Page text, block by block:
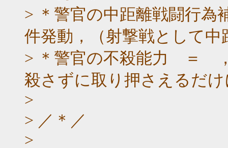
> ＊警官の中距離戦闘行
件発動，（射撃戦として
> ＊警官の不殺能力 ＝
殺さずに取り押さえるだ
>
> ／＊／
>